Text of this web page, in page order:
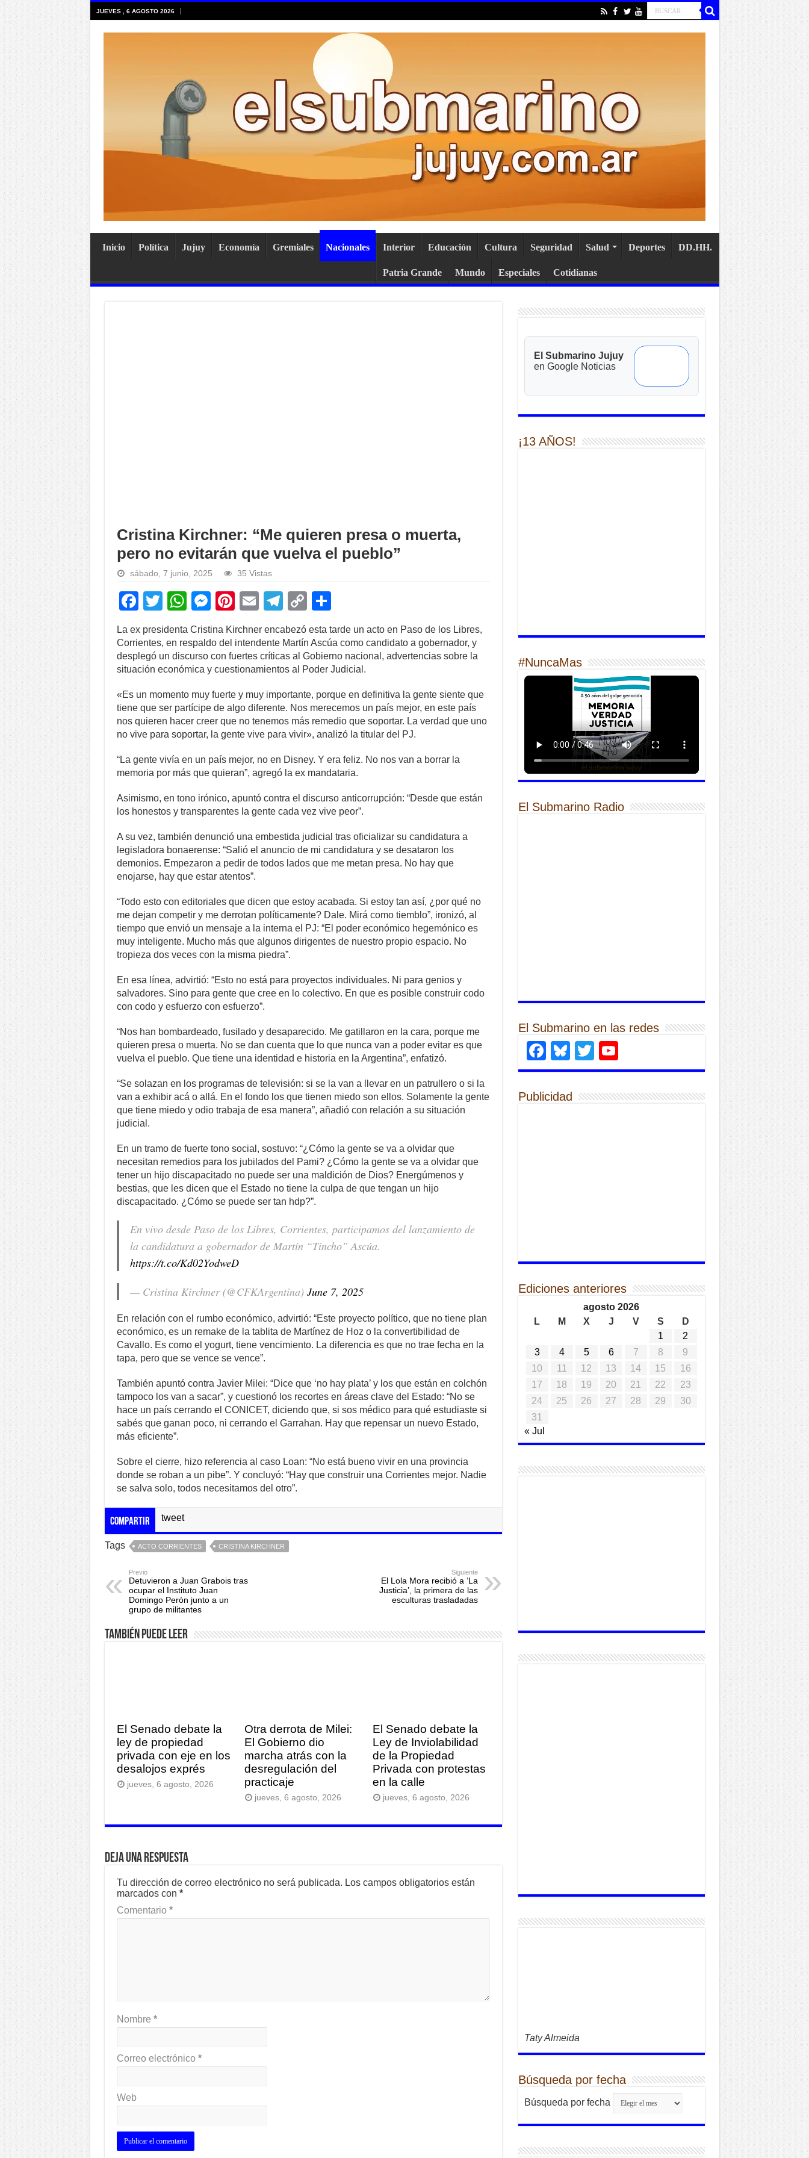
JUEVES , 6 AGOSTO 2026
Inicio Política Jujuy Economía Gremiales Nacionales Interior Educación Cultura Seguridad Salud Deportes DD.HH.
Patria Grande Mundo Especiales Cotidianas
Cristina Kirchner: “Me quieren presa o muerta,
pero no evitarán que vuelva el pueblo”
sábado, 7 junio, 2025 35 Vistas
F
c
e
b
o
o
k
T
wi
tt
er
W
h
at
s
A
p
p
M
e
ss
e
n
g
er
Pi
nt
er
e
st
E
ail
T
el
e
gr
a
m
C
p
y
Li
n
k
h
ar
e
La ex presidenta Cristina Kirchner encabezó esta tarde un acto en Paso de los Libres,
Corrientes, en respaldo del intendente Martín Ascúa como candidato a gobernador, y
desplegó un discurso con fuertes críticas al Gobierno nacional, advertencias sobre la
situación económica y cuestionamientos al Poder Judicial.
«Es un momento muy fuerte y muy importante, porque en definitiva la gente siente que
tiene que ser partícipe de algo diferente. Nos merecemos un país mejor, en este país
nos quieren hacer creer que no tenemos más remedio que soportar. La verdad que uno
no vive para soportar, la gente vive para vivir», analizó la titular del PJ.
“La gente vivía en un país mejor, no en Disney. Y era feliz. No nos van a borrar la
memoria por más que quieran”, agregó la ex mandataria.
Asimismo, en tono irónico, apuntó contra el discurso anticorrupción: “Desde que están
los honestos y transparentes la gente cada vez vive peor”.
A su vez, también denunció una embestida judicial tras oficializar su candidatura a
legisladora bonaerense: “Salió el anuncio de mi candidatura y se desataron los
demonios. Empezaron a pedir de todos lados que me metan presa. No hay que
enojarse, hay que estar atentos”.
“Todo esto con editoriales que dicen que estoy acabada. Si estoy tan así, ¿por qué no
me dejan competir y me derrotan políticamente? Dale. Mirá como tiemblo”, ironizó, al
tiempo que envió un mensaje a la interna el PJ: “El poder económico hegemónico es
muy inteligente. Mucho más que algunos dirigentes de nuestro propio espacio. No
tropieza dos veces con la misma piedra”.
En esa línea, advirtió: “Esto no está para proyectos individuales. Ni para genios y
salvadores. Sino para gente que cree en lo colectivo. En que es posible construir codo
con codo y esfuerzo con esfuerzo”.
“Nos han bombardeado, fusilado y desaparecido. Me gatillaron en la cara, porque me
quieren presa o muerta. No se dan cuenta que lo que nunca van a poder evitar es que
vuelva el pueblo. Que tiene una identidad e historia en la Argentina”, enfatizó.
“Se solazan en los programas de televisión: si se la van a llevar en un patrullero o si la
van a exhibir acá o allá. En el fondo los que tienen miedo son ellos. Solamente la gente
que tiene miedo y odio trabaja de esa manera”, añadió con relación a su situación
judicial.
En un tramo de fuerte tono social, sostuvo: “¿Cómo la gente se va a olvidar que
necesitan remedios para los jubilados del Pami? ¿Cómo la gente se va a olvidar que
tener un hijo discapacitado no puede ser una maldición de Dios? Energúmenos y
bestias, que les dicen que el Estado no tiene la culpa de que tengan un hijo
discapacitado. ¿Cómo se puede ser tan hdp?”.
En vivo desde Paso de los Libres, Corrientes, participamos del lanzamiento de
la candidatura a gobernador de Martín “Tincho” Ascúa.
https://t.co/Kd02YodweD
— Cristina Kirchner (@CFKArgentina) June 7, 2025
En relación con el rumbo económico, advirtió: “Este proyecto político, que no tiene plan
económico, es un remake de la tablita de Martínez de Hoz o la convertibilidad de
Cavallo. Es como el yogurt, tiene vencimiento. La diferencia es que no trae fecha en la
tapa, pero que se vence se vence”.
También apuntó contra Javier Milei: “Dice que ‘no hay plata’ y los que están en colchón
tampoco los van a sacar”, y cuestionó los recortes en áreas clave del Estado: “No se
hace un país cerrando el CONICET, diciendo que, si sos médico para qué estudiaste si
sabés que ganan poco, ni cerrando el Garrahan. Hay que repensar un nuevo Estado,
más eficiente”.
Sobre el cierre, hizo referencia al caso Loan: “No está bueno vivir en una provincia
donde se roban a un pibe”. Y concluyó: “Hay que construir una Corrientes mejor. Nadie
se salva solo, todos necesitamos del otro”.
Compartir tweet
Tags ACTO CORRIENTES CRISTINA KIRCHNER
Previo
Detuvieron a Juan Grabois tras
ocupar el Instituto Juan
Domingo Perón junto a un
grupo de militantes
Siguiente
El Lola Mora recibió a ‘La
Justicia’, la primera de las
esculturas trasladadas
También puede leer
El Senado debate la
ley de propiedad
privada con eje en los
desalojos exprés
jueves, 6 agosto, 2026
Otra derrota de Milei:
El Gobierno dio
marcha atrás con la
desregulación del
practicaje
jueves, 6 agosto, 2026
El Senado debate la
Ley de Inviolabilidad
de la Propiedad
Privada con protestas
en la calle
jueves, 6 agosto, 2026
Deja una respuesta
Tu dirección de correo electrónico no será publicada. Los campos obligatorios están
marcados con *
Comentario *
Nombre *
Correo electrónico *
Web
El Submarino Jujuy
en Google Noticias
¡13 AÑOS!
#NuncaMas
El Submarino Radio
El Submarino en las redes
Facebook
Bluesky
Twitter
Publicidad
Ediciones anteriores
agosto 2026
L
M X J V S
D
1
2
3
4 5 6 7 8
9
10
11 12 13 14 15
16
17
18 19 20 21 22
23
24
25 26 27 28 29
30
31
« Jul
Taty Almeida
Búsqueda por fecha
Búsqueda por fecha